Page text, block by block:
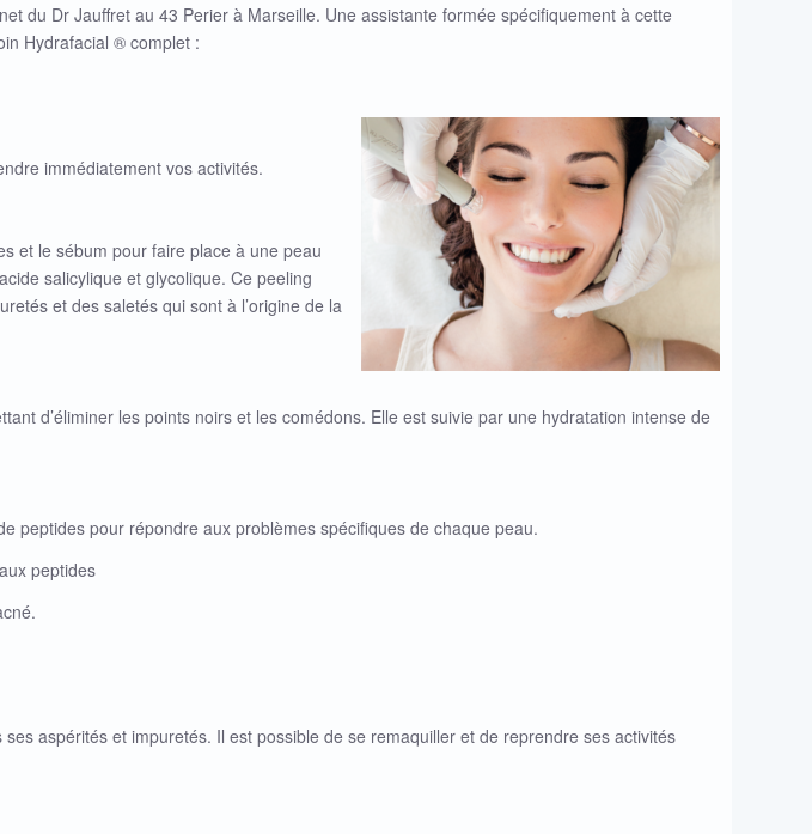
du Dr Jauffret au 43 Perier à Marseille. Une assistante formée spécifiquement à cette
Hydrafacial ® complet :
immédiatement vos activités.
et le sébum pour faire place à une peau
salicylique et glycolique. Ce peeling
et des saletés qui sont à l’origine de la
d’éliminer les points noirs et les comédons. Elle est suivie par une hydratation intense de
peptides pour répondre aux problèmes spécifiques de chaque peau.
peptides
aspérités et impuretés. Il est possible de se remaquiller et de reprendre ses activités